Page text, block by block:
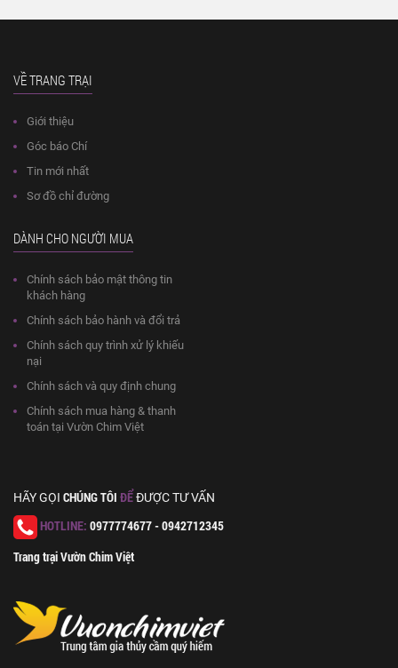
VỀ TRANG TRẠI
Giới thiệu
Góc báo Chí
Tin mới nhất
Sơ đồ chỉ đường
DÀNH CHO NGƯỜI MUA
Chính sách bảo mật thông tin
khách hàng
Chính sách bảo hành và đổi trả
Chính sách quy trình xử lý khiếu
nại
Chính sách và quy định chung
Chính sách mua hàng & thanh
toán tại Vườn Chim Việt
HÃY GỌI CHÚNG TÔI ĐỂĐƯỢC TƯ VẤN
HOTLINE: 0977774677 - 0942712345
Trang trại Vườn Chim Việt